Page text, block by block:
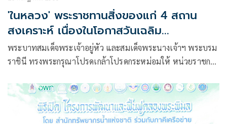
'ในหลวง' พระราชทานสิ่งของแก่ 4 สถาน
สงเคราะห์ เนื่องในโอกาสวันเฉลิม
พระชนมพรรษา
พระบาทสมเด็จพระเจ้าอยู่หัว และสมเด็จพระนางเจ้าฯ พระบรม
ราชินี ทรงพระกรุณาโปรดเกล้าโปรดกระหม่อมให้ หน่วยราชการ
เวชภัณฑ์ทางการแพทย์พระราชทาน ไปมอบแก่สถานสงเคราะห์
ต่างๆ ในจังหวัดนครปฐม